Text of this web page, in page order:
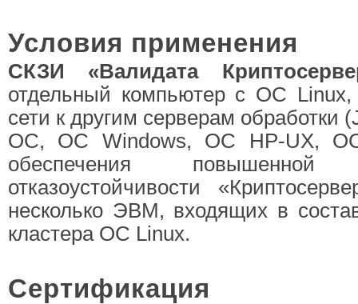
Условия применения
СКЗИ «Валидата
отдельный компьютер с ОС
сети к другим серверам
ОС, OC Windows, ОС HP-UX,
обеспечения повышенной
отказоустойчивости
несколько ЭВМ, входящих в
кластера ОС Linux.
Сертификация